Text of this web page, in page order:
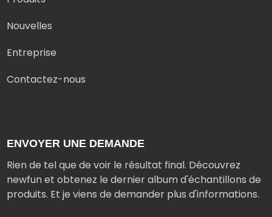
Nouvelles
Entreprise
Contactez-nous
ENVOYER UNE DEMANDE
Rien de tel que de voir le résultat final. Découvrez
newfun et obtenez le dernier album d'échantillons de
produits. Et je viens de demander plus d'informations.